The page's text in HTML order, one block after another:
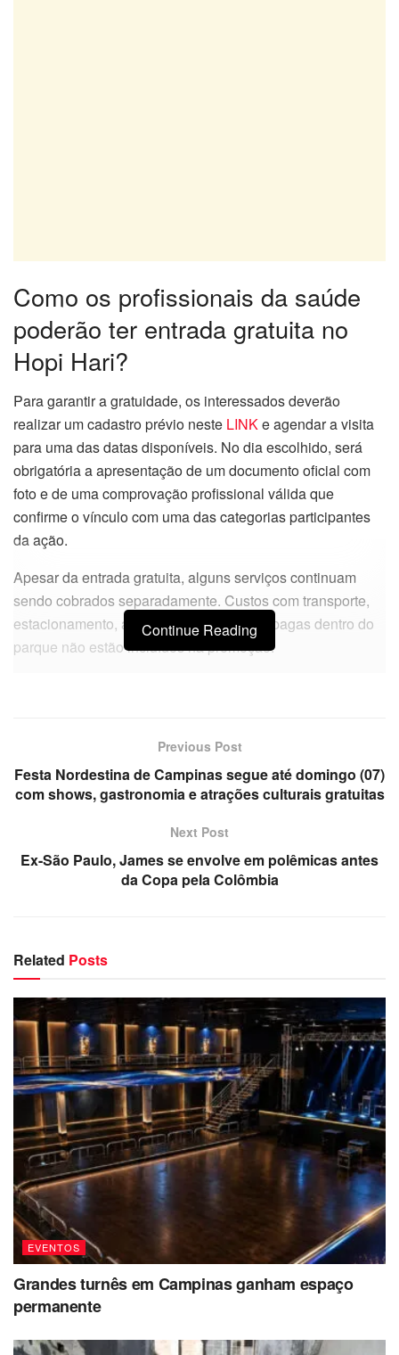
Como os profissionais da saúde
poderão ter entrada gratuita no
Hopi Hari?
Para garantir a gratuidade, os interessados deverão
realizar um cadastro prévio neste LINKe agendar a visita
para uma das datas disponíveis. No dia escolhido, será
obrigatória a apresentação de um documento oficial com
foto e de uma comprovação profissional válida que
confirme o vínculo com uma das categorias participantes
da ação.
Apesar da entrada gratuita, alguns serviços continuam
sendo cobrados separadamente. Custos com transporte,
estacionamento, alimentação e atrações pagas dentro do
parque não estão incluídos na promoção.
Continue Reading
Previous Post
Festa Nordestina de Campinas segue até domingo (07)
com shows, gastronomia e atrações culturais gratuitas
Next Post
Ex-São Paulo, James se envolve em polêmicas antes
da Copa pela Colômbia
Related Posts
EVENTOS
Grandes turnês em Campinas ganham espaço
permanente